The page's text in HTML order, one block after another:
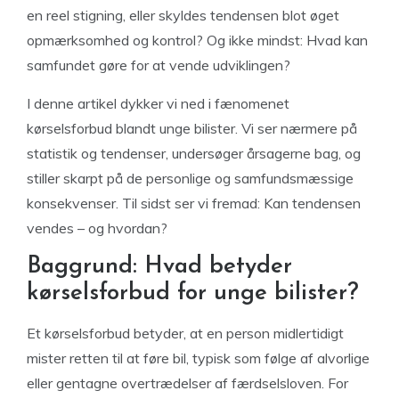
en reel stigning, eller skyldes tendensen blot øget
opmærksomhed og kontrol? Og ikke mindst: Hvad kan
samfundet gøre for at vende udviklingen?
I denne artikel dykker vi ned i fænomenet
kørselsforbud blandt unge bilister. Vi ser nærmere på
statistik og tendenser, undersøger årsagerne bag, og
stiller skarpt på de personlige og samfundsmæssige
konsekvenser. Til sidst ser vi fremad: Kan tendensen
vendes – og hvordan?
Baggrund: Hvad betyder
kørselsforbud for unge bilister?
Et kørselsforbud betyder, at en person midlertidigt
mister retten til at føre bil, typisk som følge af alvorlige
eller gentagne overtrædelser af færdselsloven. For